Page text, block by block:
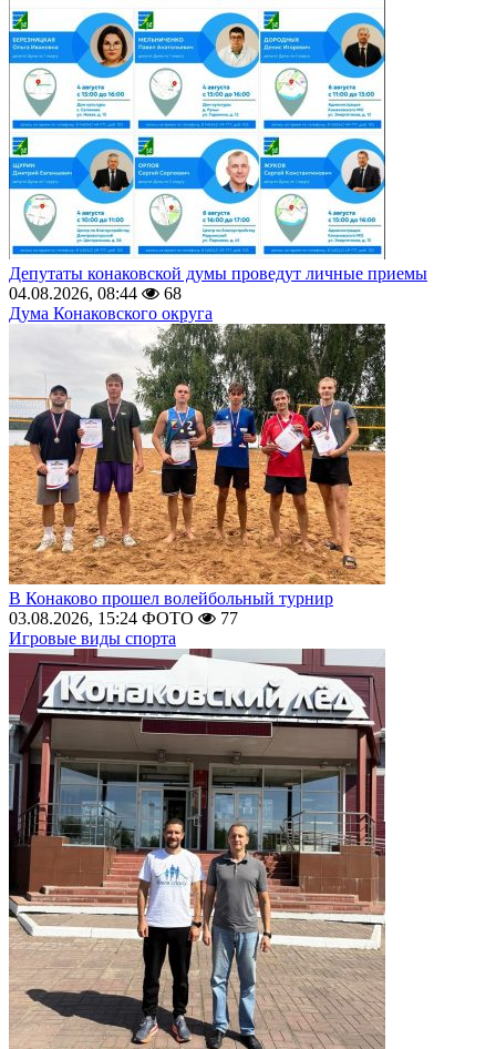
Депутаты конаковской думы проведут личные приемы
04.08.2026, 08:44
68
Дума Конаковского округа
В Конаково прошел волейбольный турнир
03.08.2026, 15:24 ФОТО
77
Игровые виды спорта